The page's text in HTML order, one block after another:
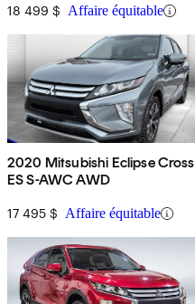
18 499 $ Affaire équitable
2020 Mitsubishi Eclipse Cross
ES S-AWC AWD
17 495 $ Affaire équitable